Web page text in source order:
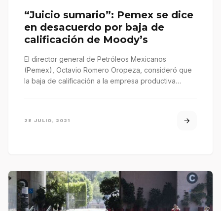
“Juicio sumario”: Pemex se dice
en desacuerdo por baja de
calificación de Moody’s
El director general de Petróleos Mexicanos
(Pemex), Octavio Romero Oropeza, consideró que
la baja de calificación a la empresa productiva…
28 JULIO, 2021